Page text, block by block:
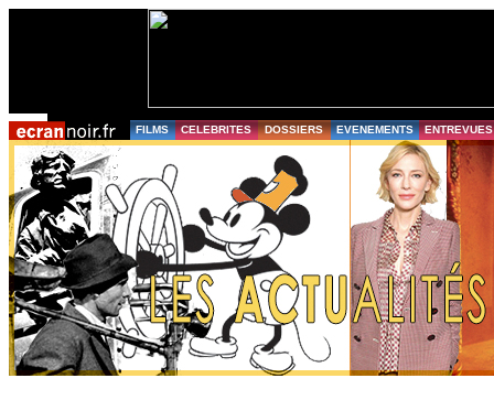
FILMS CELEBRITES DOSSIERS EVENEMENTS ENTREVUES